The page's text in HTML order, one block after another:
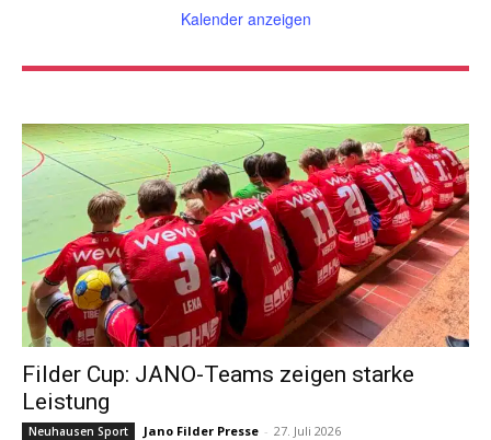
Kalender anzeigen
Filder Cup: JANO-Teams zeigen starke
Leistung
Neuhausen Sport Jano Filder Presse - 27. Juli 2026